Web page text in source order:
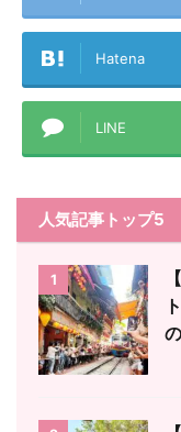
Hatena
LINE
人気記事トップ5
1